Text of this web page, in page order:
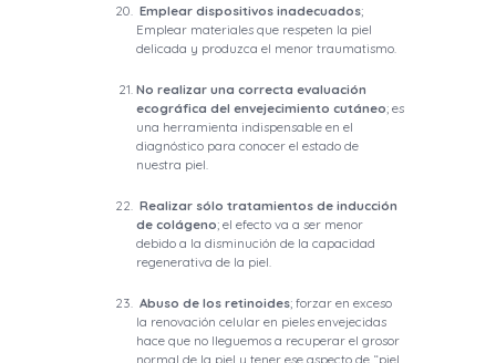
Emplear dispositivos inadecuados;
Emplear materiales que respeten la piel
delicada y produzca el menor traumatismo.
No realizar una correcta evaluación
ecográfica del envejecimiento cutáneo; es
una herramienta indispensable en el
diagnóstico para conocer el estado de
nuestra piel.
Realizar sólo tratamientos de inducción
de colágeno; el efecto va a ser menor
debido a la disminución de la capacidad
regenerativa de la piel.
Abuso de los retinoides; forzar en exceso
la renovación celular en pieles envejecidas
hace que no lleguemos a recuperar el grosor
normal de la piel y tener ese aspecto de “piel